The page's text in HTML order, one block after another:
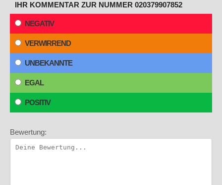
IHR KOMMENTAR ZUR NUMMER 020379907852
NEGATIV
VERWIRREND
UNBEKANNTE
EGAL
POSITIV
Bewertung: